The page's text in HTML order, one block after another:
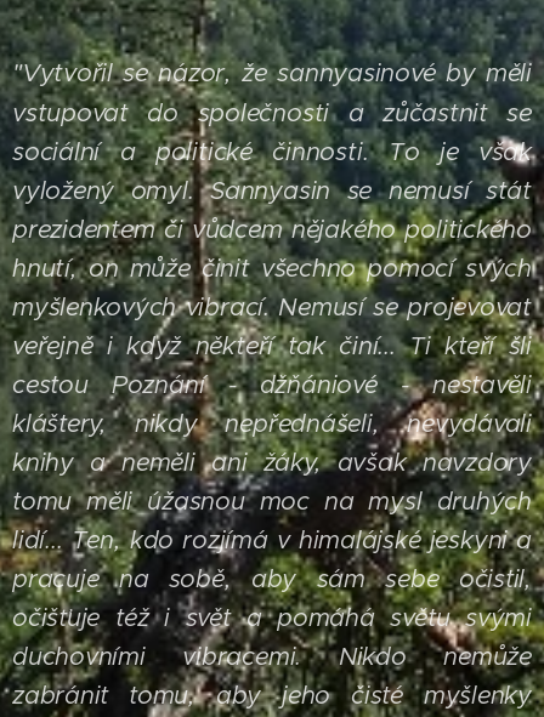
"Vytvořil se názor, že sannyasinové by měli
vstupovat do společnosti a zůčastnit se
sociální a politické činnosti. To je však
vyložený omyl. Sannyasin se nemusí stát
prezidentem či vůdcem nějakého politického
hnutí, on může činit všechno pomocí svých
myšlenkových vibrací. Nemusí se projevovat
veřejně i když někteří tak činí...Ti kteří šli
cestou Poznání - džňániové - nestavěli
kláštery, nikdy nepřednášeli, nevydávali
knihy a neměli ani žáky, avšak navzdory
tomu měli úžasnou moc na mysl druhých
lidí... Ten, kdo rozjímá v himalájské jeskyni a
pracuje na sobě, aby sám sebe očistil,
očišťuje též i svět a pomáhá světu svými
duchovními vibracemi. Nikdo nemůže
zabránit tomu, aby jeho čisté myšlenky